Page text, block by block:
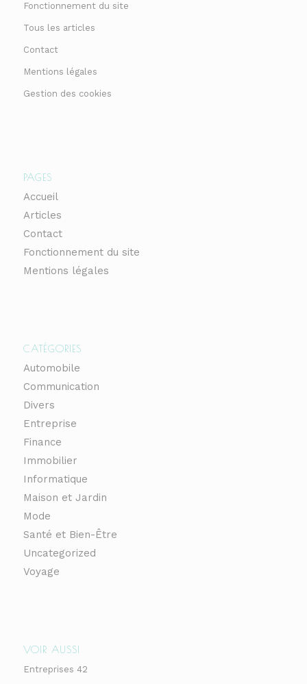
Fonctionnement du site
Tous les articles
Contact
Mentions légales
Gestion des cookies
PAGES
Accueil
Articles
Contact
Fonctionnement du site
Mentions légales
CATÉGORIES
Automobile
Communication
Divers
Entreprise
Finance
Immobilier
Informatique
Maison et Jardin
Mode
Santé et Bien-Être
Uncategorized
Voyage
VOIR AUSSI
Entreprises 42